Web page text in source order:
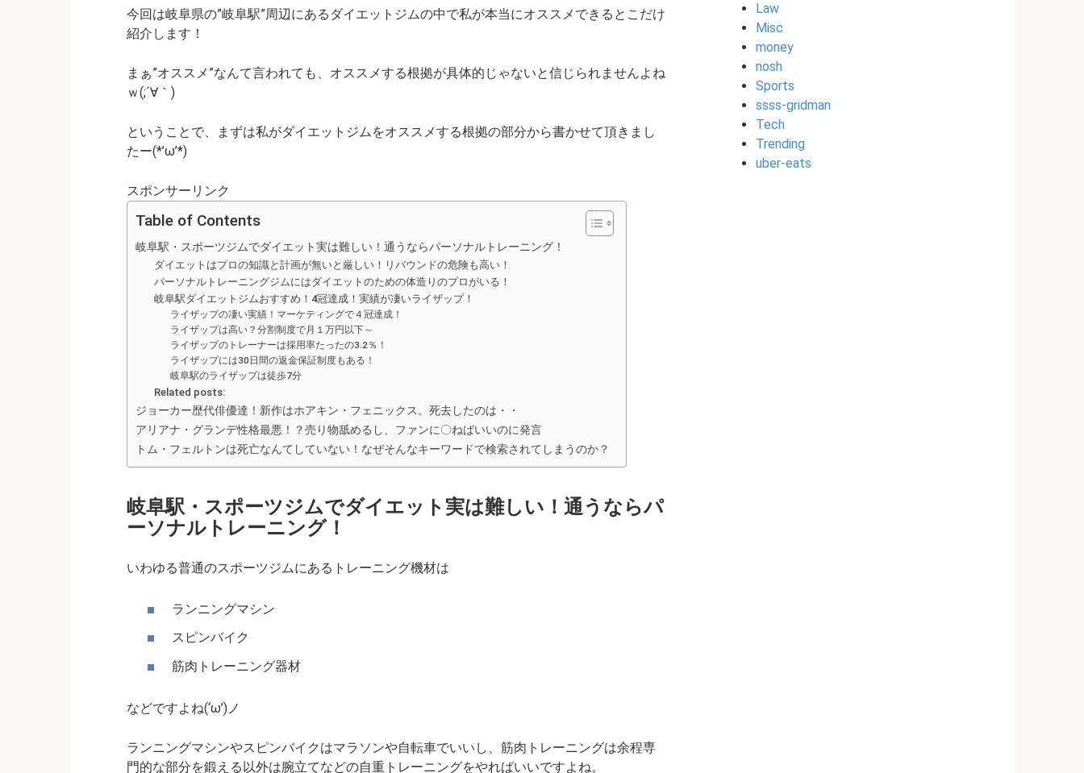
今回は岐阜県の”岐阜駅”周辺にあるダイエットジムの中で私が本当にオススメできる とこだけ
紹介します！
まぁ”オススメ”なんて言われても、オススメする根拠が具体的じゃないと信じられませんよね
ｗ(;´∀｀)
ということで、まずは私がダイエットジムをオススメする根拠の部分から書かせて頂きまし
たー(*’ω’*)
スポンサーリンク
Table of Contents
岐阜駅・スポーツジムでダイエット実は難しい！通うならパーソナルトレーニング！
ダイエットはプロの知識と計画が無いと厳しい！リバウンドの危険も高い！
パーソナルトレーニングジムにはダイエットのための体造りのプロがいる！
岐阜駅ダイエットジムおすすめ！4冠達成！実績が凄いライザップ！
ライザップの凄い実績！マーケティングで４冠達成！
ライザップは高い？分割制度で月１万円以下～
ライザップのトレーナーは採用率たったの3.2％！
ライザップには30日間の返金保証制度もある！
岐阜駅のライザップは徒歩7分
Related posts:
ジョーカー歴代俳優達！新作はホアキン・フェニックス。死去したのは・・
アリアナ・グランデ性格最悪！？売り物舐めるし、ファンに〇ねばいいのに発言
トム・フェルトンは死亡なんてしていない！なぜそんなキーワードで検索されてしまうのか？
岐阜駅・スポーツジムでダイエット実は難しい！通うならパ
ーソナルトレーニング！
いわゆる普通のスポーツジムにあるトレーニング機材は
ランニングマシン
スピンバイク
筋肉トレーニング器材
などですよね(‘ω’)ノ
ランニングマシンやスピンバイクはマラソンや自転車でいいし、筋肉トレーニングは余程専
門的な部分を鍛える以外は腕立てなどの自重トレーニングをやればいいですよね。
Law
Misc
money
nosh
Sports
ssss-gridman
Tech
Trending
uber-eats